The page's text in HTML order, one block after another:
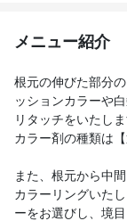
メニュー紹介
根元の伸びた部分
ッションカラーや
リタッチをいたしま
カラー剤の種類は
また、根元から中
カラーリングいた
ーをお選びし、境